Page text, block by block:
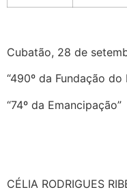
Cubatão, 28 de
“490º da Fundação do
“74º da Emancipação”
CÉLIA RODRIGUES